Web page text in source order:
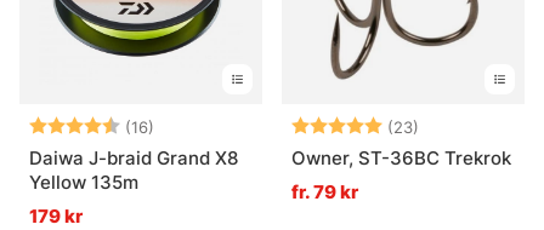
Vad är JDM fiskeutrustning bäst för?
Betyg: (16)
4.8 utav 5 stjärnor
Daiwa J-braid Grand X8
Yellow 135m
179 kr
Betyg: (23)
Owner, ST-36BC Trekrok
fr. 79 kr